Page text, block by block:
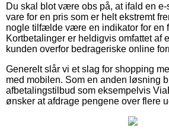
Du skal blot være obs på, at ifald en
vare for en pris som er helt ekstremt
nogle tilfælde være en indikator for en
Kortbetalinger er heldigvis omfattet af
kunden overfor bedrageriske online
Generelt slår vi et slag for shopping
med mobilen. Som en anden løsning
afbetalingstilbud som eksempelvis
ønsker at afdrage pengene over flere